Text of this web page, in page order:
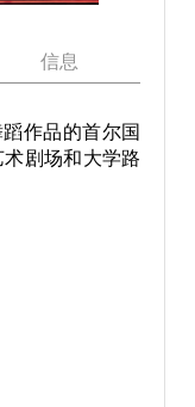
信息
作品的首尔国
剧场和大学路